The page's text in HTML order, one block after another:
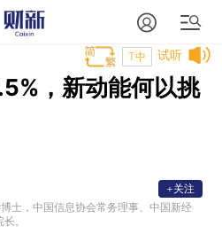
试听
T中
，新动能何以挑
士，中国信息协会常务理事、中国新经
。
+关注